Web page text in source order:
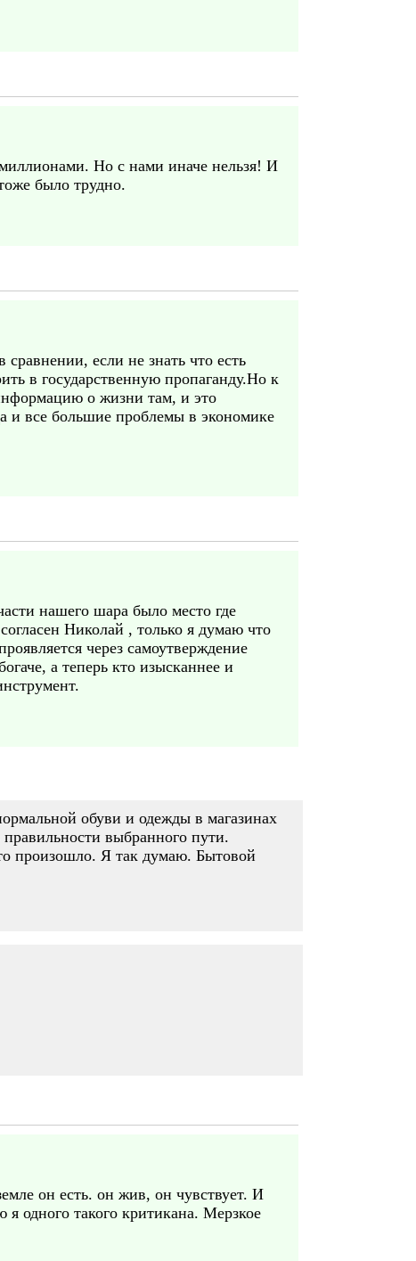
Но с нами иначе нельзя! И
было трудно.
если не знать что есть
в государственную пропаганду.Но к
о жизни там, и это
и все большие проблемы в экономике
нашего шара было место где
Николай , только я думаю что
через самоутверждение
а теперь кто изысканнее и
обуви и одежды в магазинах
выбранного пути.
произошло. Я так думаю. Бытовой
он есть. он жив, он чувствует. И
одного такого критикана. Мерзкое